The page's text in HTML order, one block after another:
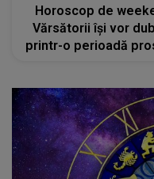
Horoscop de
Vărsătorii își vor
printr-o perioadă